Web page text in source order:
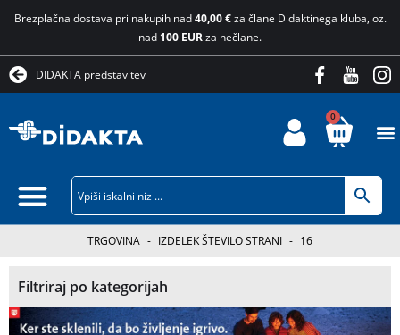
Brezplačna dostava pri nakupih nad40,00 €za člane Didaktinega kluba, oz.
nad 100 EURza nečlane.
DIDAKTA predstavitev
0
TRGOVINA - IZDELEK ŠTEVILO STRANI - 16
Filtriraj po kategorijah